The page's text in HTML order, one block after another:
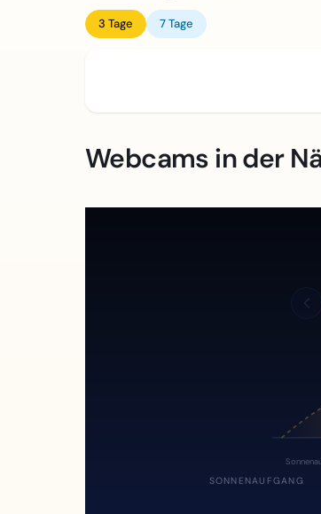
3 Tage 7 Tage
Webcams in der
SONNENAUFGANG